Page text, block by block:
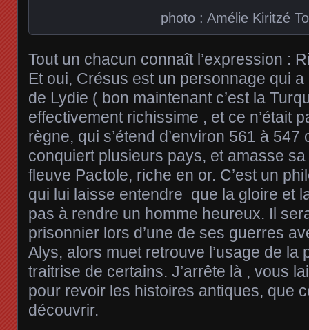
photo : Amélie Kiritzé
Tout un chacun connaît l’expression :
Et oui, Crésus est un personnage qui
de Lydie ( bon maintenant c’est la
effectivement richissime , et ce n’était
règne, qui s’étend d’environ 561 à 547
conquiert plusieurs pays, et amasse
fleuve Pactole, riche en or. C’est un
qui lui laisse entendre que la gloire et
pas à rendre un homme heureux. Il
prisonnier lors d’une de ses guerres
Alys, alors muet retrouve l’usage de la
traitrise de certains. J’arrête là , vous
pour revoir les histoires antiques, que
découvrir.